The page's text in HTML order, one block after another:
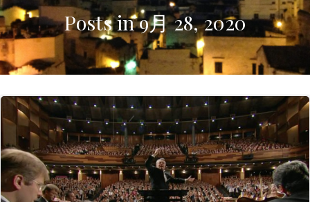
ス
キ
ッ
プ
Posts in 9月 28, 2020